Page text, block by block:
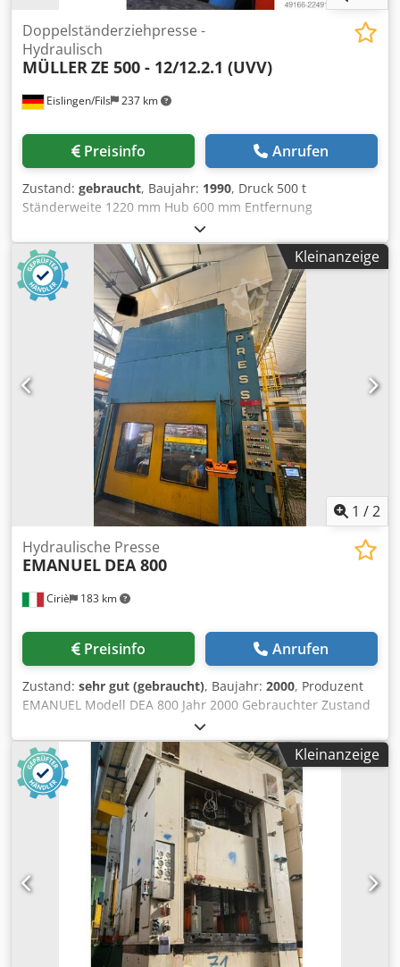
Eislingen/Fils 237 km
Doppelständerziehpresse -
Hydraulisch
MÜLLERZE 500 - 12/12.2.1 (UVV)
Preisinfo Anrufen
Zustand: gebraucht, Baujahr: 1990, Druck 500 t
Ständerweite 1220 mm Hub 600 mm Entfernung
Tisch/Stößel, gr. Hub oben, Verst. oben 1000 mm
Tischfläche 1600 x 1200 mm Ziehkissendruck im Tisch 320 t
Ziehkissenhub im Tisch 150 mm Ziehkissenfläche im Tisch
750 x 625 mm Ziehkissendruck im Stößel 180 t Dodpfx
Aezrpqtsldjkr Ziehkissenhub im Stößel 100 mm
Ziehkissenfläche im Stößel 750 x 625 mm Stößelfläche 1600
x 1200 mm Tischhöhe über Flur 800 mm Geschwindigkeit
ab 665 mm/s Geschwindigkeit auf 530 mm/s
Arbeitsgeschwindigkeit 34 - 100 mm/s Ölmenge 2000 l
Antriebsleistung 180,0 kW Gewicht 40,0 t Raumbedarf
(BxTxH) 3,2 x 2,4 x 7,5 m Tiefe der Fundamentgrube 4,1 m
Höhe über Flur 5,55 m Baujahr 1978 - Überholung 1990 mit
ölhydraulischem Antrieb, hydraulischem Ziehkissen im
Tisch und Stößel
Kleinanzeige
1 /2
Ciriè 183 km
Hydraulische Presse
EMANUEL DEA 800
Preisinfo Anrufen
Zustand: sehr gut (gebraucht), Baujahr: 2000, Produzent
EMANUEL Modell DEA 800 Jahr 2000 Gebrauchter Zustand
Lagernummer Cod.0337 Leistung 800 Tonnen.
Schlittenhub 900 mm. Annäherungsgeschwindigkeit
mm/sec 400 mm Arbeitsgeschwindigkeit bei 100% mm/sec
15 mm Arbeitsgeschwindigkeit bei 50% mm/sec 31
Schlittenrücklaufgeschwindigkeit mm/sec 400 mm
Maximales vertikales Licht. 1.500 mm Dkjdpfxswiidwj Alder
Formträgertischgröße 2.500 x 1.500 mm
Blechhaltertischgröße 2.380 x 970 mm Blechhalterkissen –
Gesamtkraft (Tonnen) 600 Tonnen. Unterer
Niederhalterhub 450 mm.
Kleinanzeige